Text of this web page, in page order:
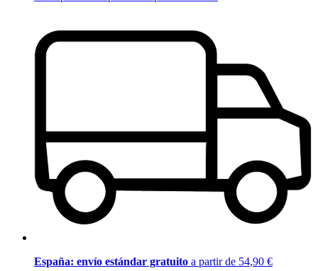
España: envío estándar gratuito a partir de 54,90 €